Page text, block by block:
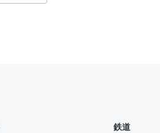
鉄道